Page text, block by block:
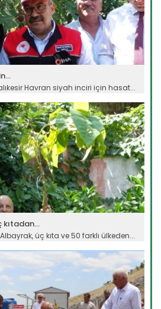
Havran siyah inciri için hasat...
üç kıta ve 50 farklı ülkeden...